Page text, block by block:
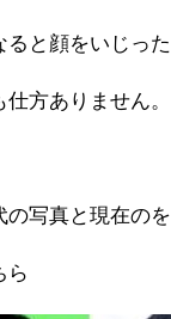
と顔をいじった
方ありません。
の写真と現在のを
ら